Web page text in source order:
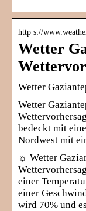
http s://
Wetter
Wetter
Wetter
bedeckt mit
Nordwest mit
☼ Wetter
einer
einer
wird 70% und